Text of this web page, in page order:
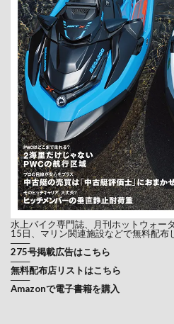
水上バイク専門誌、月刊ホットウォー
15日、マリン関連施設などで無料配布
───
275号掲載広告はこちら
───
無料配布店リストはこちら
───
Amazonで電子書籍を購入